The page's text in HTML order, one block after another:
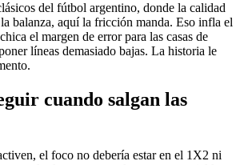
del fútbol argentino, donde la calidad
balanza, aquí la fricción manda. Eso infla el
el margen de error para las casas de
líneas demasiado bajas. La historia le
cuando salgan las
el foco no debería estar en el 1X2 ni